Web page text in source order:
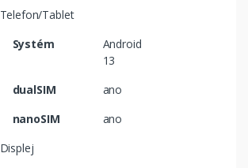
Telefon/Tablet
Systém
Android
13
dualSIM
ano
nanoSIM
ano
Displej